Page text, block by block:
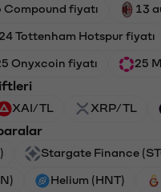
Compound fiyatı 13
Tottenham Hotspur fiyatı
Onyxcoin fiyatı 25
XAI/TL XRP/TL
Stargate Finance
Helium (HNT)